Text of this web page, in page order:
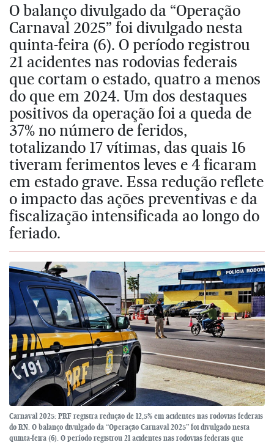
O balanço divulgado da “Operação
Carnaval 2025” foi divulgado nesta
quinta-feira (6). O período registrou
21 acidentes nas rodovias federais
que cortam o estado, quatro a menos
do que em 2024. Um dos destaques
positivos da operação foi a queda de
37% no número de feridos,
totalizando 17 vítimas, das quais 16
tiveram ferimentos leves e 4 ficaram
em estado grave. Essa redução reflete
o impacto das ações preventivas e da
fiscalização intensificada ao longo do
feriado.
Carnaval 2025: PRF registra redução de 12,5% em acidentes nas rodovias federais
do RN. O balanço divulgado da “Operação Carnaval 2025” foi divulgado nesta
quinta-feira (6). O período registrou 21 acidentes nas rodovias federais que